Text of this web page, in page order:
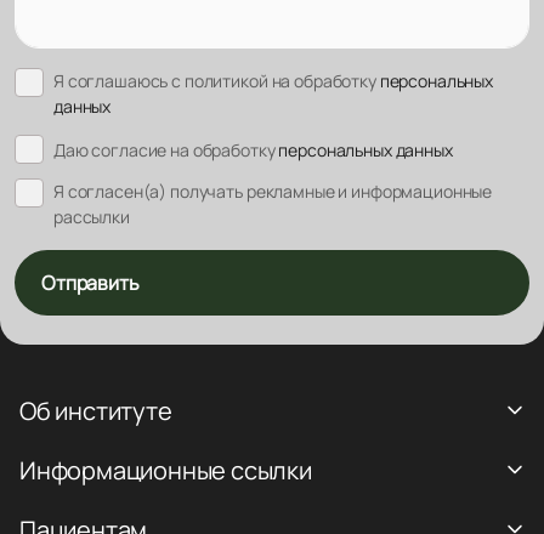
Я соглашаюсь с политикой на обработку персональных
данных
Даю согласие на обработкуперсональных данных
Я согласен(а) получать рекламные и информационные
рассылки
Отправить
Об институте
Информационные ссылки